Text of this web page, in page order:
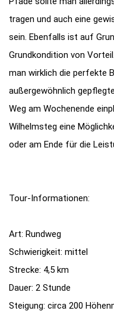
tragen und auch eine
sein. Ebenfalls ist auf
Grundkondition von
man wirklich die perfekte
außergewöhnlich
Weg am Wochenende
Wilhelmsteg eine
oder am Ende für die
Tour-Informationen:
Art: Rundweg
Schwierigkeit: mittel
Strecke: 4,5 km
Dauer: 2 Stunde
Steigung: circa 200